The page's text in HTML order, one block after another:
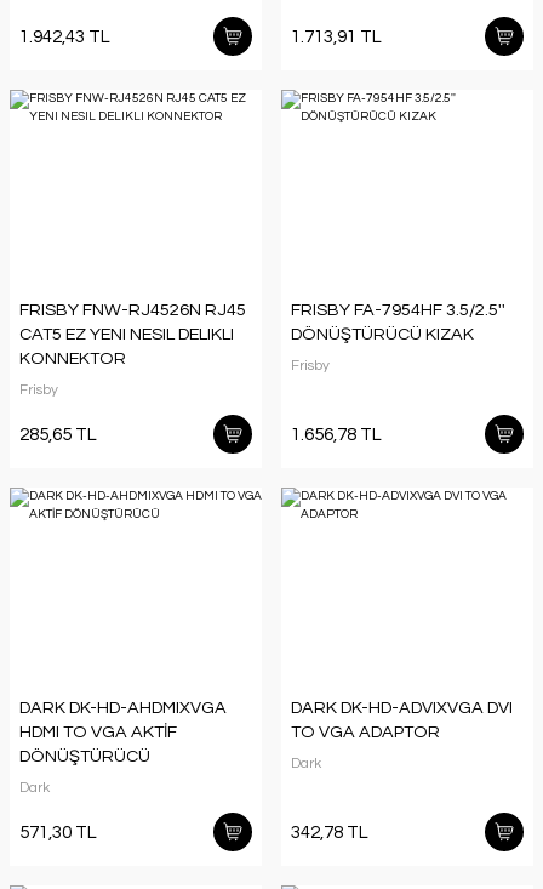
1.942,43 TL 1.713,91 TL
FRISBY FNW-RJ4526N RJ45
CAT5 EZ YENI NESIL DELIKLI
KONNEKTOR
Frisby
285,65 TL
FRISBY FA-7954HF 3.5/2.5''
DÖNÜŞTÜRÜCÜ KIZAK
Frisby
1.656,78 TL
DARK DK-HD-AHDMIXVGA
HDMI TO VGA AKTİF
DÖNÜŞTÜRÜCÜ
Dark
571,30 TL
DARK DK-HD-ADVIXVGA DVI
TO VGA ADAPTOR
Dark
342,78 TL